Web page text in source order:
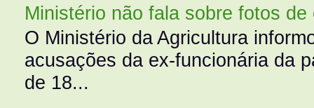
Ministério não fala sobre fotos de
O Ministério da Agricultura
acusações da ex-funcionária da
de 18...